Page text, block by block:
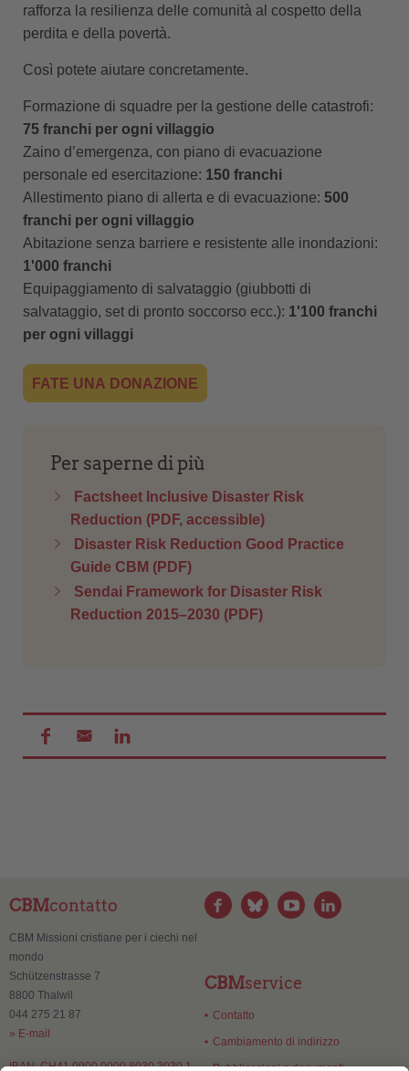
rafforza la resilienza delle comunità al cospetto della
perdita e della povertà.
Così potete aiutare concretamente.
Formazione di squadre per la gestione delle catastrofi:
75 franchi per ogni villaggio
Zaino d’emergenza, con piano di evacuazione
personale ed esercitazione: 150 franchi
Allestimento piano di allerta e di evacuazione: 500
franchi per ogni villaggio
Abitazione senza barriere e resistente alle inondazioni:
1'000 franchi
Equipaggiamento di salvataggio (giubbotti di
salvataggio, set di pronto soccorso ecc.): 1'100 franchi
per ogni villaggi
FATE UNA DONAZIONE
Per saperne di più
Factsheet Inclusive Disaster Risk
Reduction (PDF, accessible)
Disaster Risk Reduction Good Practice
Guide CBM (PDF)
Sendai Framework for Disaster Risk
Reduction 2015–2030 (PDF)
CBMcontatto
CBM Missioni cristiane per i ciechi nel
mondo
Schützenstrasse 7
8800 Thalwil
044 275 21 87
» E-mail
IBAN: CH41 0900 0000 8030 3030 1
CBMservice
Contatto
Cambiamento di indirizzo
Pubblicazioni e documenti